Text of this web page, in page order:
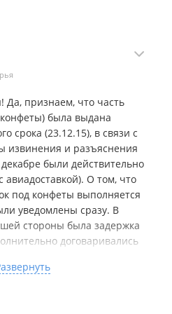
Да, признаем, что часть
была выдана
срока (23.12.15), в связи с
извинения и разъяснения
были действительно
авиадоставкой). О том, что
под конфеты выполняется
уведомлены сразу. В
стороны была задержка
договаривались
очереди. Все остальные